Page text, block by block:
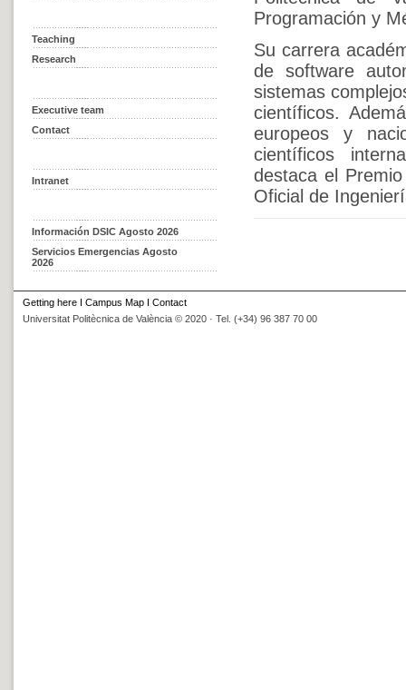
Teaching
Research
Executive team
Contact
Intranet
Información DSIC Agosto 2026
Servicios Emergencias Agosto
2026
Programación y
Su carrera
de software
sistemas
científicos.
europeos y
científicos
destaca el
Oficial de
Getting here I Campus Map I Contact
Universitat Politècnica de València © 2020 · Tel. (+34) 96 387 70 00